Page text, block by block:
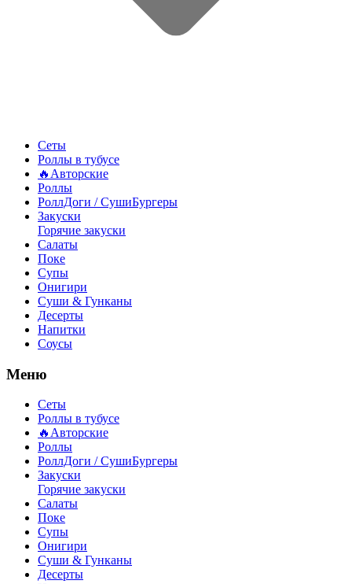
Сеты
Роллы в тубусе
🔥Авторские
Роллы
РоллДоги / СушиБургеры
Закуски
Горячие закуски
Салаты
Поке
Супы
Онигири
Суши & Гунканы
Десерты
Напитки
Соусы
Меню
Сеты
Роллы в тубусе
🔥Авторские
Роллы
РоллДоги / СушиБургеры
Закуски
Горячие закуски
Салаты
Поке
Супы
Онигири
Суши & Гунканы
Десерты